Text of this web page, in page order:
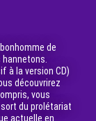
de
à la version CD)
découvrirez
vous
du prolétariat
actuelle en